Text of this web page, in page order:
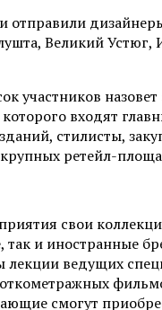
отправили
Великий Устюг,
участников
которого входят
стилисты,
ретейл-
свои
так и иностранные
лекции ведущих
смогут